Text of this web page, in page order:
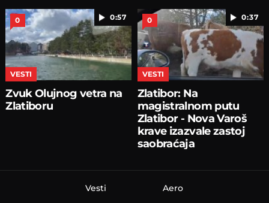
0:57
0
VESTI
Zvuk Olujnog vetra na
Zlatiboru
0:37
0
VESTI
Zlatibor: Na
magistralnom putu
Zlatibor - Nova Varoš
krave izazvale zastoj
saobraćaja
Vesti Aero